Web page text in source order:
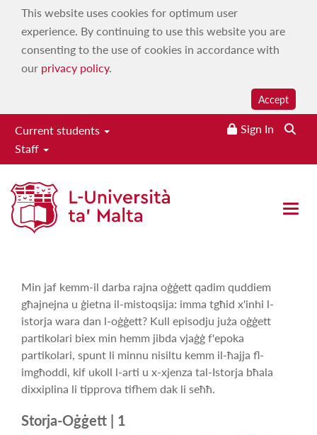
This website uses cookies for optimum user
experience. By continuing to use this website you are
consenting to the use of cookies in accordance with
our privacy policy.
Accept
Current students
Staff
Sign In
Open
Storja-Oġġett
Home| Services|Campus 103.7
Maltese
Language, History & Culture
Min jaf kemm-il darba rajna oġġett qadim quddiem
għajnejna u ġietna il-mistoqsija: imma tgħid x'inhi l-
istorja wara dan l-oġġett? Kull episodju juża oġġett
partikolari biex min hemm jibda vjaġġ f'epoka
partikolari, spunt li minnu nisiltu kemm il-ħajja fl-
imgħoddi, kif ukoll l-arti u x-xjenza tal-Istorja bħala
dixxiplina li tipprova tifhem dak li seħħ.
Storja-Oġġett | 1